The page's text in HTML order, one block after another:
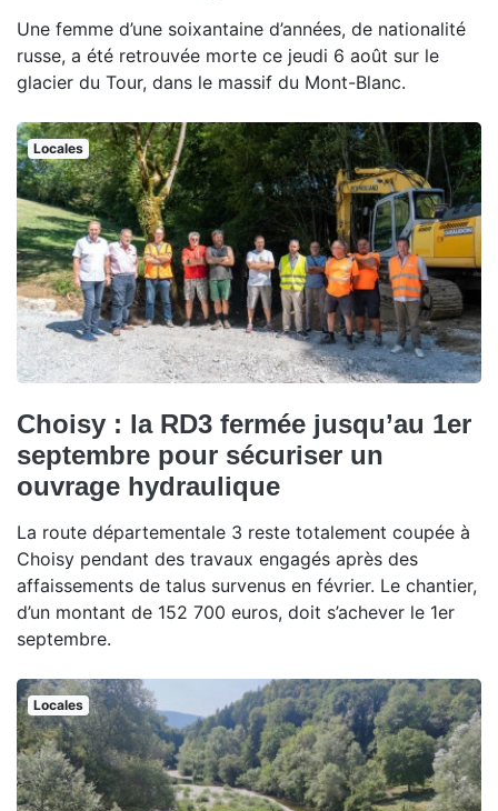
Une femme d’une soixantaine d’années, de nationalité
russe, a été retrouvée morte ce jeudi 6 août sur le
glacier du Tour, dans le massif du Mont-Blanc.
Locales
Choisy : la RD3 fermée jusqu’au 1er
septembre pour sécuriser un
ouvrage hydraulique
La route départementale 3 reste totalement coupée à
Choisy pendant des travaux engagés après des
affaissements de talus survenus en février. Le chantier,
d’un montant de 152 700 euros, doit s’achever le 1er
septembre.
Locales